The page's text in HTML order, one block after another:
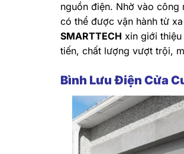
nguồn điện. Nhờ vào công
có thể được vận hành từ
SMARTTECH xin giới thiệu
tiến, chất lượng vượt trội,
Bình Lưu Điện Cửa